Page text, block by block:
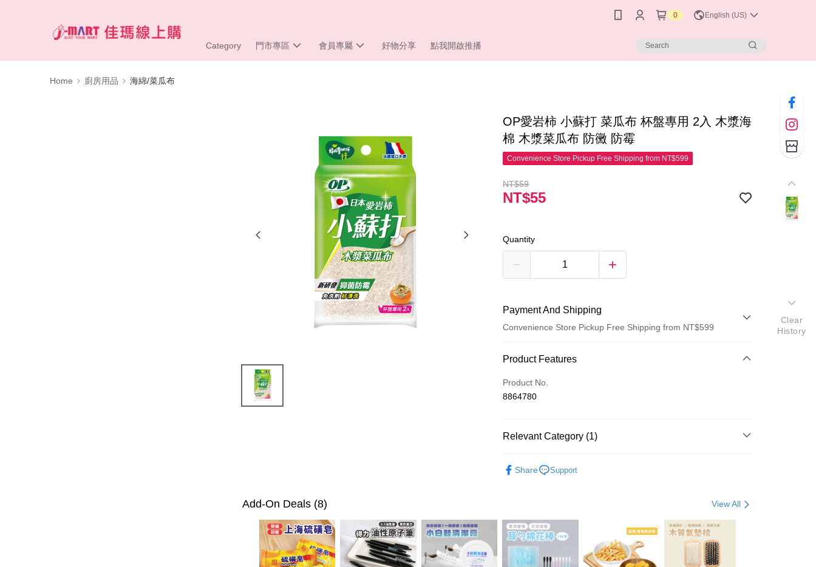
0 English (US)
Category 門市專區 會員專屬 好物分享 點我開啟推播
Home 廚房用品 海綿/菜瓜布
OP愛岩柿 小蘇打 菜瓜布 杯盤專用 2入 木漿海
棉 木漿菜瓜布 防黴 防霉
Convenience Store Pickup Free Shipping from NT$599
NT$59
NT$55
Quantity
Payment And Shipping
Convenience Store Pickup Free Shipping from NT$599
Payment Method
Credit Card (Full Payment)
Convenience Store Pickup and Pay
JKOPAY
Shipping Method
Product Features
Product No.
8864780
Relevant Category (1)
Share
Support
Add-On Deals (8) View All
Clear
History